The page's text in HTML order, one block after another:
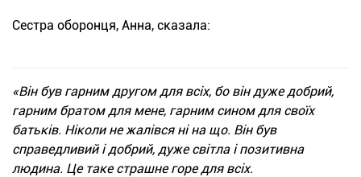
Сестра оборонця, Анна, сказала:
«Він був гарним другом для всіх, бо він дуже добрий,
гарним братом для мене, гарним сином для своїх
батьків. Ніколи не жалівся ні на що. Він був
справедливий і добрий, дуже світла і позитивна
людина. Це таке страшне горе для всіх.